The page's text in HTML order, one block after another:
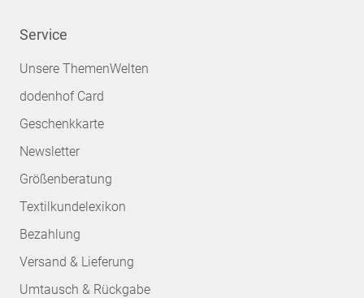
Service
Unsere ThemenWelten
dodenhof Card
Geschenkkarte
Newsletter
Größenberatung
Textilkundelexikon
Bezahlung
Versand & Lieferung
Umtausch & Rückgabe